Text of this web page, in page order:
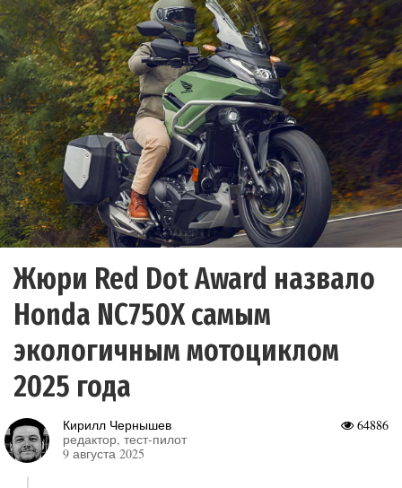
Жюри Red Dot Award назвало
Honda NC750X самым
экологичным мотоциклом
2025 года
64886
Кирилл Чернышев
редактор, тест-пилот
9 августа 2025